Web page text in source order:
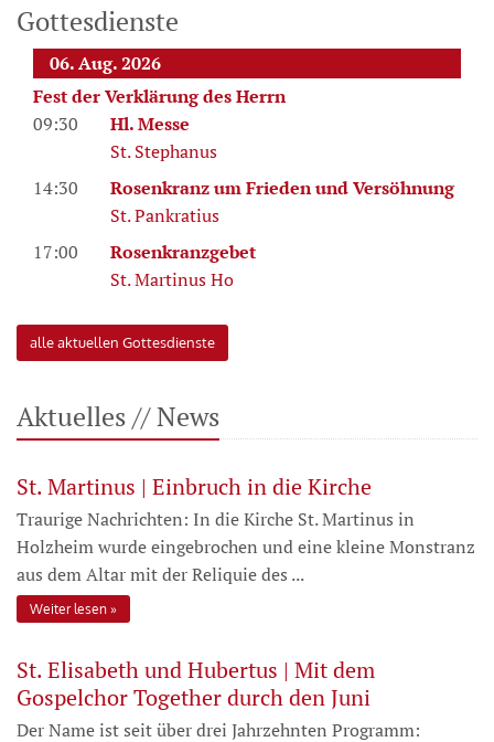
Gottesdienste
06. Aug. 2026
Fest der Verklärung des Herrn
09:30
Hl. Messe
St. Stephanus
14:30
Rosenkranz um Frieden und Versöhnung
St. Pankratius
17:00
Rosenkranzgebet
St. Martinus Ho
alle aktuellen Gottesdienste
Aktuelles // News
St. Martinus | Einbruch in die Kirche
Traurige Nachrichten: In die Kirche St. Martinus in
Holzheim wurde eingebrochen und eine kleine Monstranz
aus dem Altar mit der Reliquie des ...
Weiter lesen
St. Elisabeth und Hubertus | Mit dem
Gospelchor Together durch den Juni
Der Name ist seit über drei Jahrzehnten Programm: